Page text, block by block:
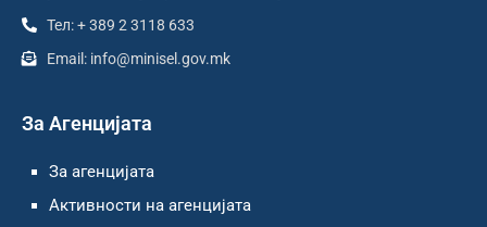
Тел: + 389 2 3118 633
Email: info@minisel.gov.mk
За Агенцијата
За агенцијата
Активности на агенцијата